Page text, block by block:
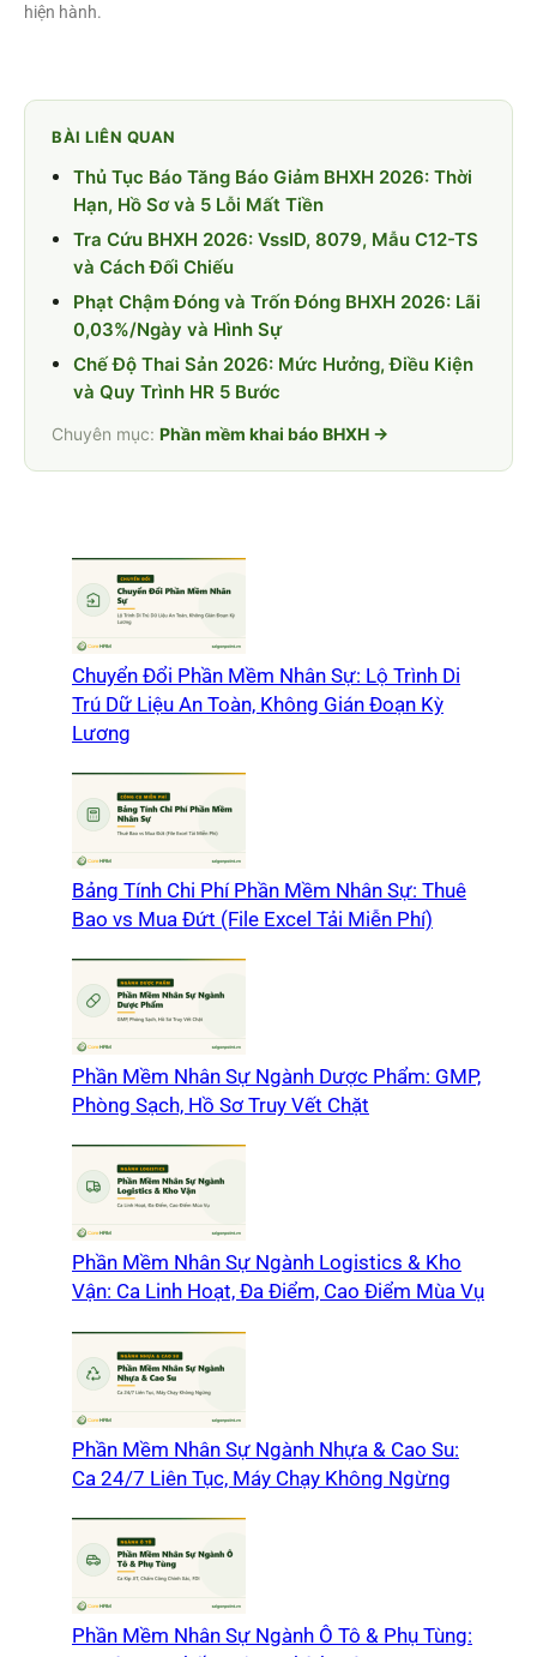
hiện hành.
BÀI LIÊN QUAN
Thủ Tục Báo Tăng Báo Giảm BHXH 2026: Thời
Hạn, Hồ Sơ và 5 Lỗi Mất Tiền
Tra Cứu BHXH 2026: VssID, 8079, Mẫu C12-TS
và Cách Đối Chiếu
Phạt Chậm Đóng và Trốn Đóng BHXH 2026: Lãi
0,03%/Ngày và Hình Sự
Chế Độ Thai Sản 2026: Mức Hưởng, Điều Kiện
và Quy Trình HR 5 Bước
Chuyên mục: Phần mềm khai báo BHXH →
Chuyển Đổi Phần Mềm Nhân Sự: Lộ Trình Di
Trú Dữ Liệu An Toàn, Không Gián Đoạn Kỳ
Lương
Bảng Tính Chi Phí Phần Mềm Nhân Sự: Thuê
Bao vs Mua Đứt (File Excel Tải Miễn Phí)
Phần Mềm Nhân Sự Ngành Dược Phẩm: GMP,
Phòng Sạch, Hồ Sơ Truy Vết Chặt
Phần Mềm Nhân Sự Ngành Logistics & Kho
Vận: Ca Linh Hoạt, Đa Điểm, Cao Điểm Mùa Vụ
Phần Mềm Nhân Sự Ngành Nhựa & Cao Su:
Ca 24/7 Liên Tục, Máy Chạy Không Ngừng
Phần Mềm Nhân Sự Ngành Ô Tô & Phụ Tùng: